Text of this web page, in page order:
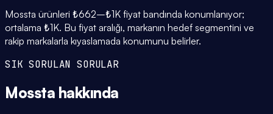
Mossta ürünleri ₺662–₺1K fiyat bandında konumlanıyor;
ortalama ₺1K. Bu fiyat aralığı, markanın hedef segmentini ve
rakip markalarla kıyaslamada konumunu belirler.
SIK SORULAN SORULAR
Mossta hakkında